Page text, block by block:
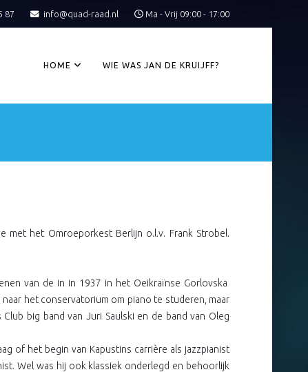
87 info@quad-raad.nl Ma - Vrij 09:00 - 17:00
HOME WIE WAS JAN DE KRUIJFF?
met het Omroeporkest Berlijn o.l.v. Frank Strobel.
van de in in 1937 in het Oeikraïnse Gorlovska
het conservatorium om piano te studeren, maar
big band van Juri Saulski en de band van Oleg
of het begin van Kapustins carrière als jazzpianist
Wel was hij ook klassiek onderlegd en behoorlijk